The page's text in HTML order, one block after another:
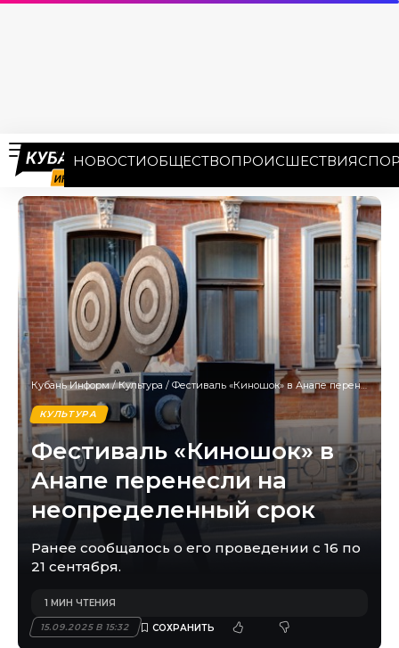
НОВОСТИОБЩЕСТВОПРОИСШЕСТВИЯ
Кубань Информ/Культура / Фестиваль «Киношок» в Анапе перенесли на неопределенный срок
КУЛЬТУРА
Фестиваль «Киношок» в
Анапе перенесли на
неопределенный срок
Ранее сообщалось о его проведении с 16 по
21 сентября.
15.09.2025 В 15:32
1 МИН ЧТЕНИЯ